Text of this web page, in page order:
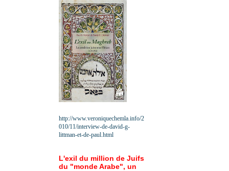
http://www.veroniquechemla.info/2
010/11/interview-de-david-g-
littman-et-de-paul.html
L'exil du million de Juifs
du "monde Arabe", un